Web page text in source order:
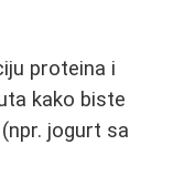
proteina i
kako biste
jogurt sa